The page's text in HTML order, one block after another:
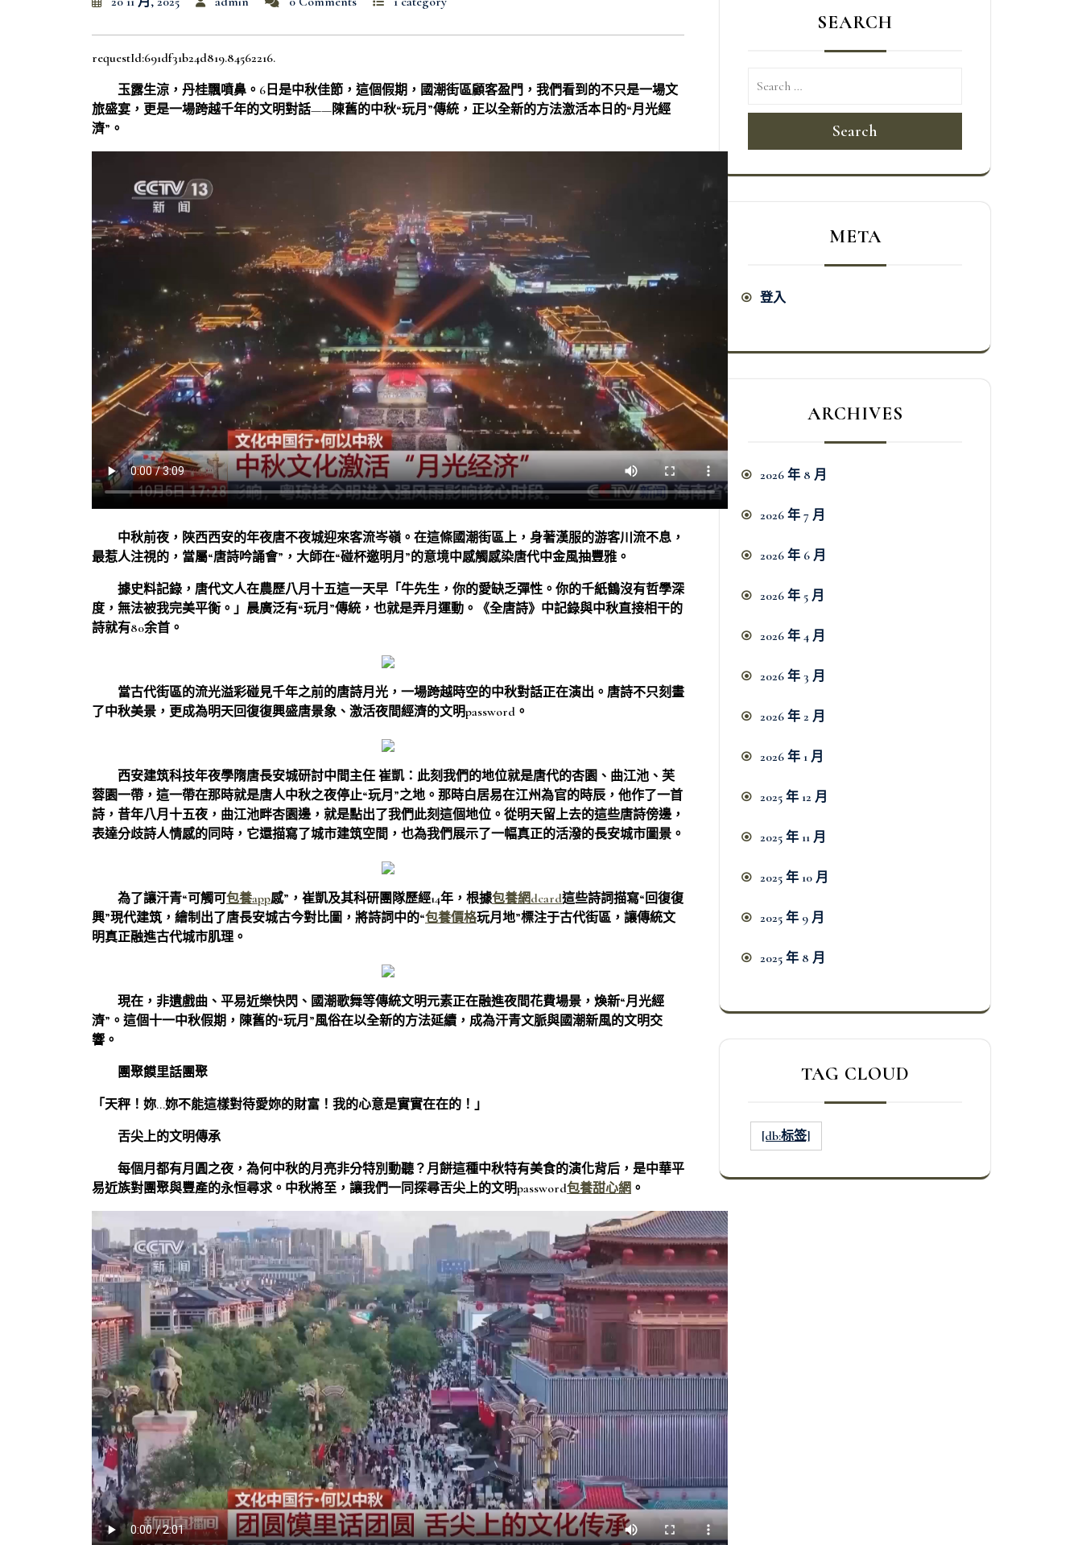
requestId:691df31b24d819.84562216.
玉露生涼，丹桂飄噴鼻。6日是中秋佳節，這個假期，國潮街區顧客盈門，我們看到的不只是一場文
旅盛宴，更是一場跨越千年的文明對話——陳舊的中秋“玩月”傳統，正以全新的方法激活本日的“月光經
濟”。
中秋前夜，陜西西安的年夜唐不夜城迎來客流岑嶺。在這條國潮街區上，身著漢服的游客川流不息，
最惹人注視的，當屬“唐詩吟誦會”，大師在“碰杯邀明月”的意境中感觸感染唐代中金風抽豐雅。
據史料記錄，唐代文人在農歷八月十五這一天早「牛先生，你的愛缺乏彈性。你的千紙鶴沒有哲學深
度，無法被我完美平衡。」晨廣泛有“玩月”傳統，也就是弄月運動。《全唐詩》中記錄與中秋直接相干的
詩就有80余首。
當古代街區的流光溢彩碰見千年之前的唐詩月光，一場跨越時空的中秋對話正在演出。唐詩不只刻畫
了中秋美景，更成為明天回復復興盛唐景象、激活夜間經濟的文明password。
西安建筑科技年夜學隋唐長安城研討中間主任 崔凱：此刻我們的地位就是唐代的杏園、曲江池、芙
蓉園一帶，這一帶在那時就是唐人中秋之夜停止“玩月”之地。那時白居易在江州為官的時辰，他作了一首
詩，昔年八月十五夜，曲江池畔杏園邊，就是點出了我們此刻這個地位。從明天留上去的這些唐詩傍邊，
表達分歧詩人情感的同時，它還描寫了城市建筑空間，也為我們展示了一幅真正的活潑的長安城市圖景。
為了讓汗青“可觸可包養app感”，崔凱及其科研團隊歷經14年，根據包養網dcard這些詩詞描寫“回復復
興”現代建筑，繪制出了唐長安城古今對比圖，將詩詞中的“包養價格玩月地”標注于古代街區，讓傳統文
明真正融進古代城市肌理。
現在，非遺戲曲、平易近樂快閃、國潮歌舞等傳統文明元素正在融進夜間花費場景，煥新“月光經
濟”。這個十一中秋假期，陳舊的“玩月”風俗在以全新的方法延續，成為汗青文脈與國潮新風的文明交
響。
團聚饃里話團聚
「天秤！妳…妳不能這樣對待愛妳的財富！我的心意是實實在在的！」
舌尖上的文明傳承
每個月都有月圓之夜，為何中秋的月亮非分特別動聽？月餅這種中秋特有美食的演化背后，是中華平
易近族對團聚與豐產的永恒尋求。中秋將至，讓我們一同探尋舌尖上的文明password包養甜心網 。
SEARCH
Search
META
登入
ARCHIVES
2026 年 8 月
2026 年 7 月
2026 年 6 月
2026 年 5 月
2026 年 4 月
2026 年 3 月
2026 年 2 月
2026 年 1 月
2025 年 12 月
2025 年 11 月
2025 年 10 月
2025 年 9 月
2025 年 8 月
TAG CLOUD
[db:标签]